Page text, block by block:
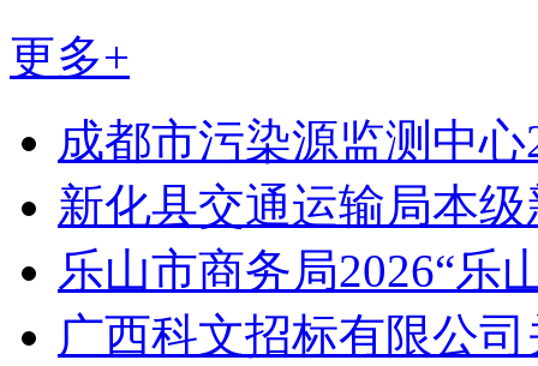
更多+
成都市污染源监测中心
新化县交通运输局本
乐山市商务局2026“乐
广西科文招标有限公